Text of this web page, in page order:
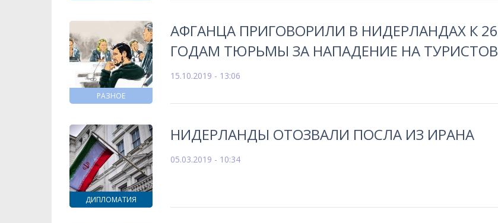
РАЗНОЕ
АФГАНЦА ПРИГОВОРИЛИ В НИДЕРЛАНДАХ К 26
ГОДАМ ТЮРЬМЫ ЗА НАПАДЕНИЕ НА ТУРИСТОВ
15.10.2019 - 13:06
ДИПЛОМАТИЯ
НИДЕРЛАНДЫ ОТОЗВАЛИ ПОСЛА ИЗ ИРАНА
05.03.2019 - 10:34